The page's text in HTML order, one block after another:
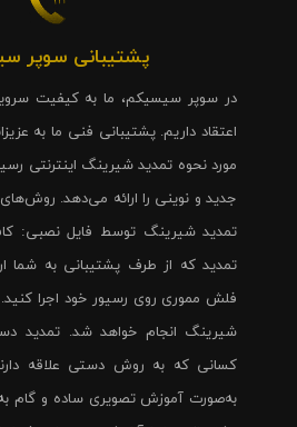
پشتیبانی سوپر
در سوپر سیسیکم، ما به کیفیت
اعتقاد داریم. پشتیبانی فنی ما به
مورد نحوه تمدید شیرینگ اینترنتی
جدید و نوینی را ارائه می‌دهد.
تمدید شیرینگ توسط فایل نصبی:
تمدید که از طرف پشتیبانی به شما
فلش مموری روی رسیور خود اجرا
شیرینگ انجام خواهد شد. تمدید
کسانی که به روش دستی علاقه
به‌صورت آموزش تصویری ساده و گام